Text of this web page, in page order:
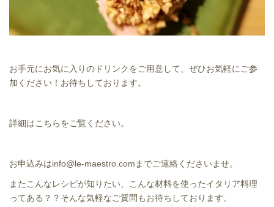
お手元にお気に入りのドリンクをご用意して、ぜひお気軽にご参
加ください！お待ちしております。
詳細はこちらをご覧ください。
お申込みはinfo@le-maestro.comまでご連絡くださいませ。
またこんなレシピが知りたい、こんな材料を使ったイタリア料理
ってある？？そんな気軽なご質問もお待ちしております。